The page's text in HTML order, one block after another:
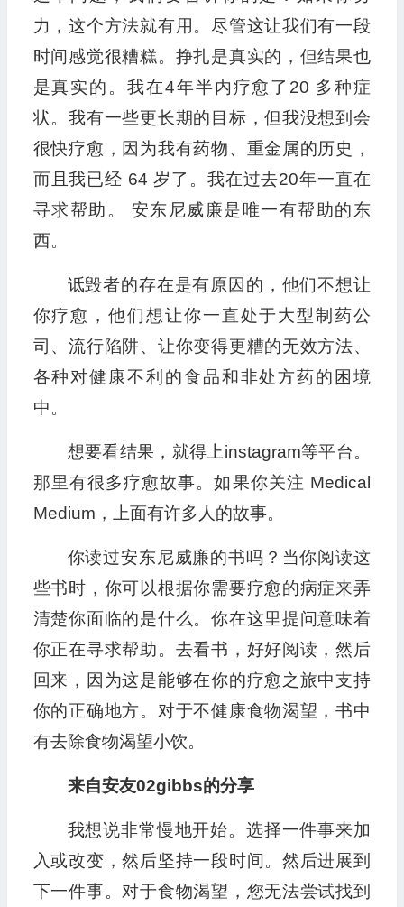
力，这个方法就有用。尽管这让我们有一段
时间感觉很糟糕。挣扎是真实的，但结果也
是真实的。我在4年半内疗愈了20 多种症
状。我有一些更长期的目标，但我没想到会
很快疗愈，因为我有药物、重金属的历史，
而且我已经 64 岁了。我在过去20年一直在
寻求帮助。 安东尼威廉是唯一有帮助的东
西。
诋毁者的存在是有原因的，他们不想让
你疗愈，他们想让你一直处于大型制药公
司、流行陷阱、让你变得更糟的无效方法、
各种对健康不利的食品和非处方药的困境
中。
想要看结果，就得上instagram等平台。
那里有很多疗愈故事。如果你关注 Medical
Medium，上面有许多人的故事。
你读过安东尼威廉的书吗？当你阅读这
些书时，你可以根据你需要疗愈的病症来弄
清楚你面临的是什么。你在这里提问意味着
你正在寻求帮助。去看书，好好阅读，然后
回来，因为这是能够在你的疗愈之旅中支持
你的正确地方。对于不健康食物渴望，书中
有去除食物渴望小饮。
来自安友02gibbs的分享
我想说非常慢地开始。选择一件事来加
入或改变，然后坚持一段时间。然后进展到
下一件事。对于食物渴望，您无法尝试找到